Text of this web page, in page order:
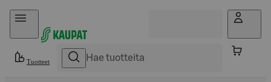
Hyppää sisältöön
Tuotteet